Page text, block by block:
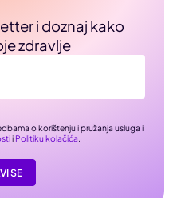
i doznaj kako
zdravlje
o korištenju i pružanja usluga i
i Politiku kolačića.
SE